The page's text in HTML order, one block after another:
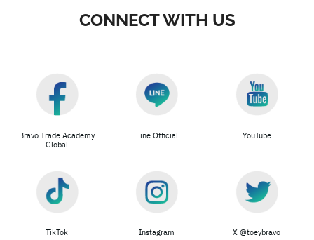
CONNECT WITH US
Bravo Trade Academy
Global
Line Official YouTube
TikTok Instagram X @toeybravo